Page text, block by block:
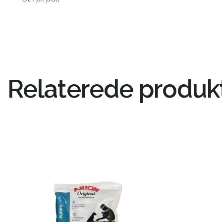
Relaterede